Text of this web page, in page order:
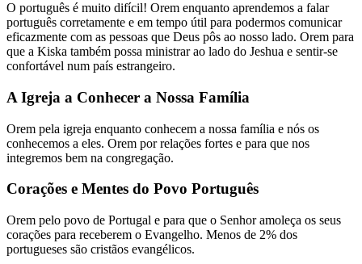
O português é muito difícil! Orem enquanto aprendemos a falar
português corretamente e em tempo útil para podermos comunicar
eficazmente com as pessoas que Deus pôs ao nosso lado. Orem para
que a Kiska também possa ministrar ao lado do Jeshua e sentir-se
confortável num país estrangeiro.
A Igreja a Conhecer a Nossa Família
Orem pela igreja enquanto conhecem a nossa família e nós os
conhecemos a eles. Orem por relações fortes e para que nos
integremos bem na congregação.
Corações e Mentes do Povo Português
Orem pelo povo de Portugal e para que o Senhor amoleça os seus
corações para receberem o Evangelho. Menos de 2% dos
portugueses são cristãos evangélicos.